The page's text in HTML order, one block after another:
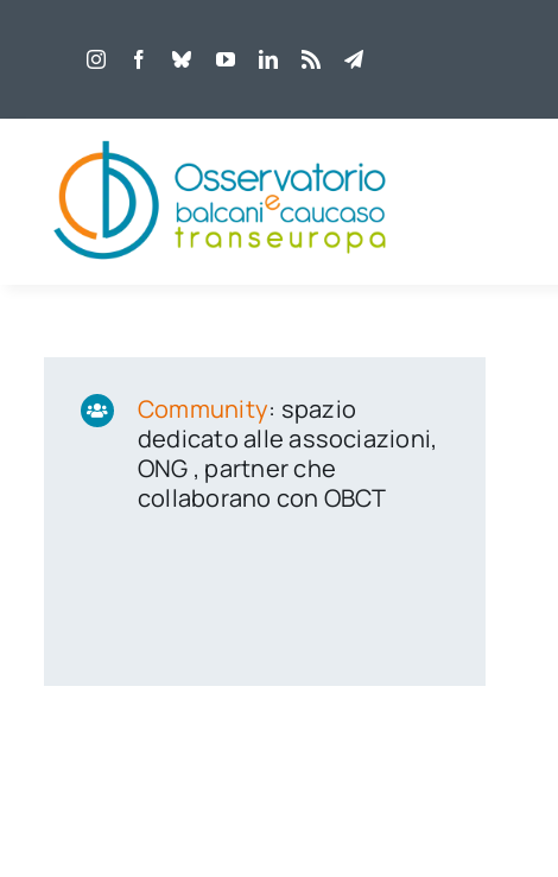
Community: spazio
dedicato alle associazioni,
ONG , partner che
collaborano con OBCT